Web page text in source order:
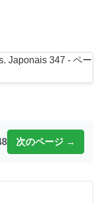
次のページ →